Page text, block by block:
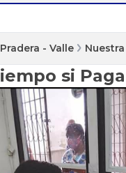
- Valle
si Paga